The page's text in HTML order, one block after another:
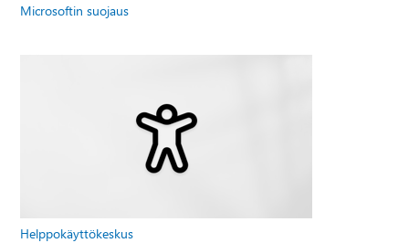
Microsoftin suojaus
Helppokäyttökeskus